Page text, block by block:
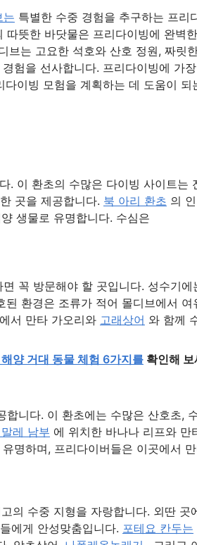
는 특별한 수중 경험을 추구하는 프리
뜻한 바닷물은 프리다이빙에 완벽한
브는 고요한 석호와 산호 정원, 짜릿
험을 선사합니다. 프리다이빙에 가장
이빙 모험을 계획하는 데 도움이 되
. 이 환초의 수많은 다이빙 사이트는
곳을 제공합니다. 북 아리 환초 의
생물로 유명합니다. 수심은
꼭 방문해야 할 곳입니다. 성수기에
환경은 조류가 적어 몰디브에서 여
서 만타 가오리와 고래상어 와 함께
양 거대 동물 체험 6가지를확인해 보
니다. 이 환초에는 수많은 산호초,
레 남부 에 위치한 바나나 리프와 만
명하며, 프리다이버들은 이곳에서
의 수중 지형을 자랑합니다. 외딴 곳
에게 안성맞춤입니다. 포테요 칸두는